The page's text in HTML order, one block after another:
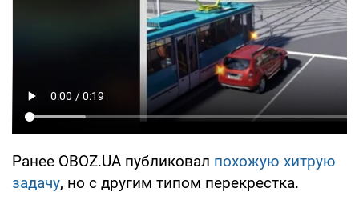
Ранее OBOZ.UA публиковал похожую хитрую
задачу, но с другим типом перекрестка.